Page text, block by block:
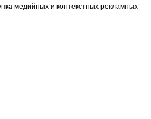
медийных и контекстных рекламных